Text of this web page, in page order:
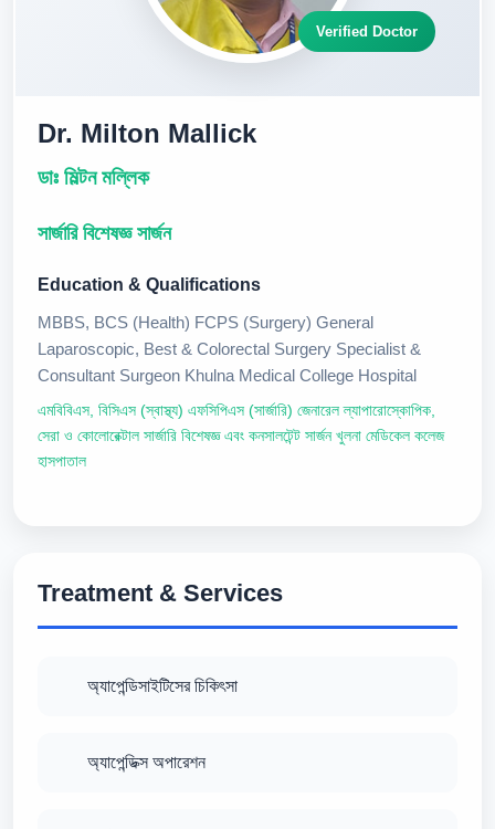
Verified Doctor
Dr. Milton Mallick
ডাঃ মিল্টন মল্লিক
সার্জারি বিশেষজ্ঞ সার্জন
Education & Qualifications
MBBS, BCS (Health) FCPS (Surgery) General
Laparoscopic, Best & Colorectal Surgery Specialist &
Consultant Surgeon Khulna Medical College Hospital
এমবিবিএস, বিসিএস (স্বাস্থ্য) এফসিপিএস (সার্জারি) জেনারেল ল্যাপারোস্কোপিক,
সেরা ও কোলোরেক্টাল সার্জারি বিশেষজ্ঞ এবং কনসালটেন্ট সার্জন খুলনা মেডিকেল কলেজ
হাসপাতাল
Treatment & Services
অ্যাপেন্ডিসাইটিসের চিকিৎসা
অ্যাপেন্ডিক্স অপারেশন